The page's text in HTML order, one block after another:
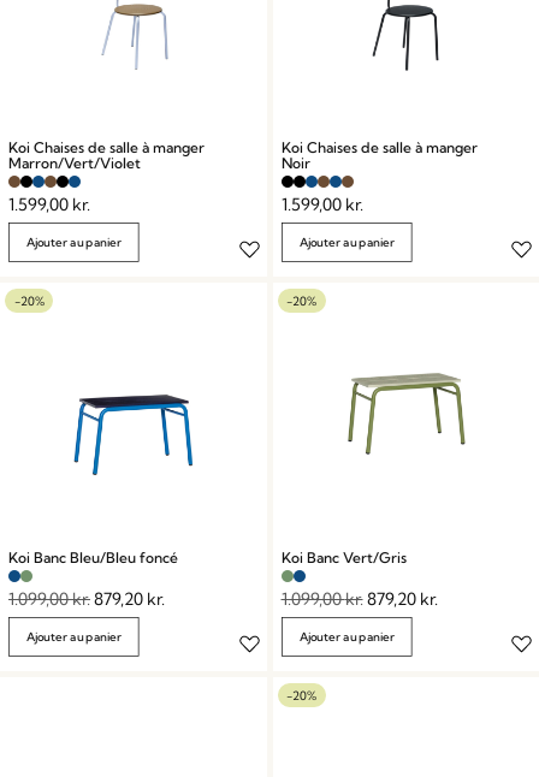
Koi Chaises de salle à manger
Marron/Vert/Violet
1.599,00 kr.
Ajouter au panier
Koi Chaises de salle à manger
Noir
1.599,00 kr.
Ajouter au panier
-20%
Koi Banc Bleu/Bleu foncé
1.099,00kr.879,20 kr.
Ajouter au panier
-20%
Koi Banc Vert/Gris
1.099,00kr.879,20 kr.
Ajouter au panier
-20%